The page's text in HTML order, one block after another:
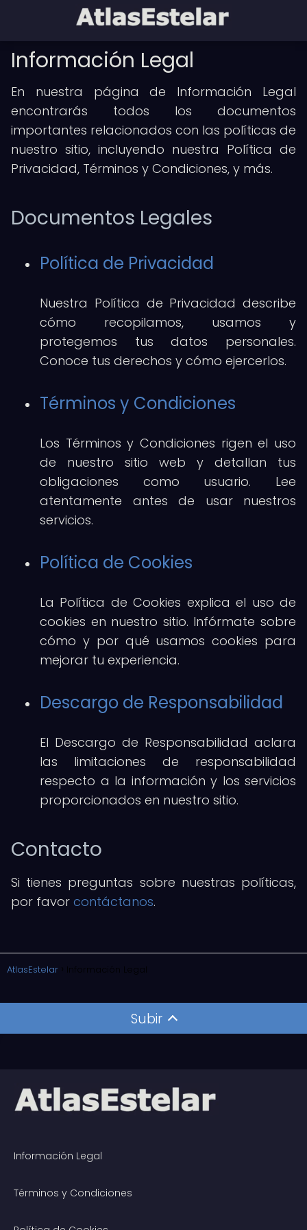
Información Legal
En nuestra página de Información Legal
encontrarás todos los documentos
importantes relacionados con las políticas de
nuestro sitio, incluyendo nuestra Política de
Privacidad, Términos y Condiciones, y más.
Documentos Legales
Política de Privacidad
Nuestra Política de Privacidad describe
cómo recopilamos, usamos y
protegemos tus datos personales.
Conoce tus derechos y cómo ejercerlos.
Términos y Condiciones
Los Términos y Condiciones rigen el uso
de nuestro sitio web y detallan tus
obligaciones como usuario. Lee
atentamente antes de usar nuestros
servicios.
Política de Cookies
La Política de Cookies explica el uso de
cookies en nuestro sitio. Infórmate sobre
cómo y por qué usamos cookies para
mejorar tu experiencia.
Descargo de Responsabilidad
El Descargo de Responsabilidad aclara
las limitaciones de responsabilidad
respecto a la información y los servicios
proporcionados en nuestro sitio.
Contacto
Si tienes preguntas sobre nuestras políticas,
por favor contáctanos.
AtlasEstelar Información Legal
Subir
Información Legal
Términos y Condiciones